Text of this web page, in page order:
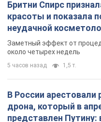
Бритни Спирс
красоты и показала
неудачной
так почти месяц
Заметный эффект от
около четырех недель
5 часов назад 1,5 т.
В России арестовали
дрона, который в
представлен Путину: